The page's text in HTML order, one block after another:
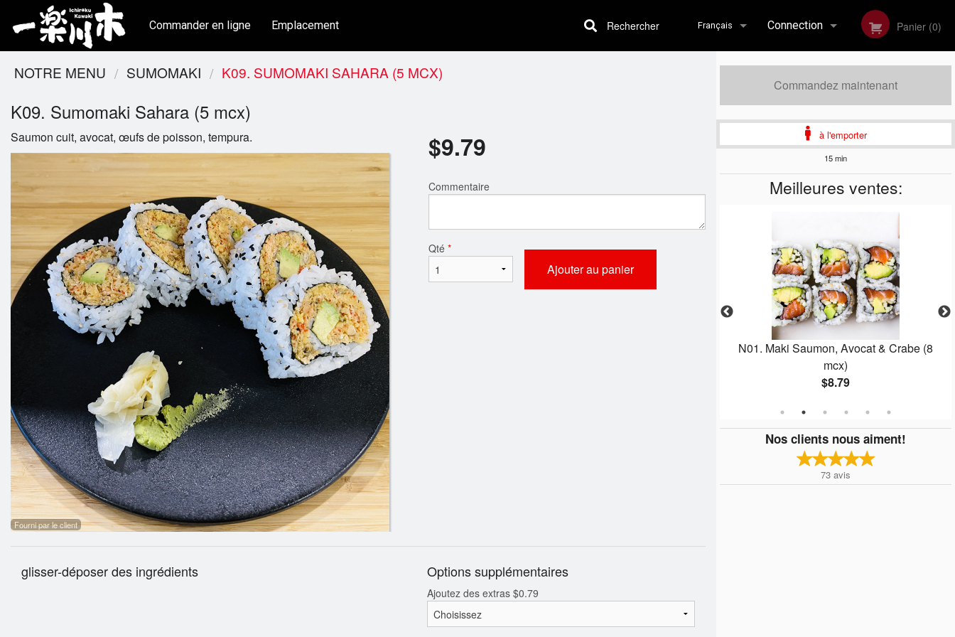
Commander en ligne Emplacement Français Connection Panier (0)
Rechercher
Commandez maintenant
à l'emporter
15 min
Meilleures ventes:
B09. Bol Poké au Poulet & Mangue
$17.79
N01. Maki Saumon, Avocat & Crabe (8
mcx)
$8.79
Nos clients nous aiment!
73 avis
NOTRE MENU SUMOMAKI K09. SUMOMAKI SAHARA (5 MCX)
K09. Sumomaki Sahara (5 mcx)
Saumon cuit, avocat, œufs de poisson, tempura.
Fourni par le client
$9.79
Commentaire
Qté *
Ajouter au panier
glisser-déposer des ingrédients Options supplémentaires
Ajoutez des extras $0.79